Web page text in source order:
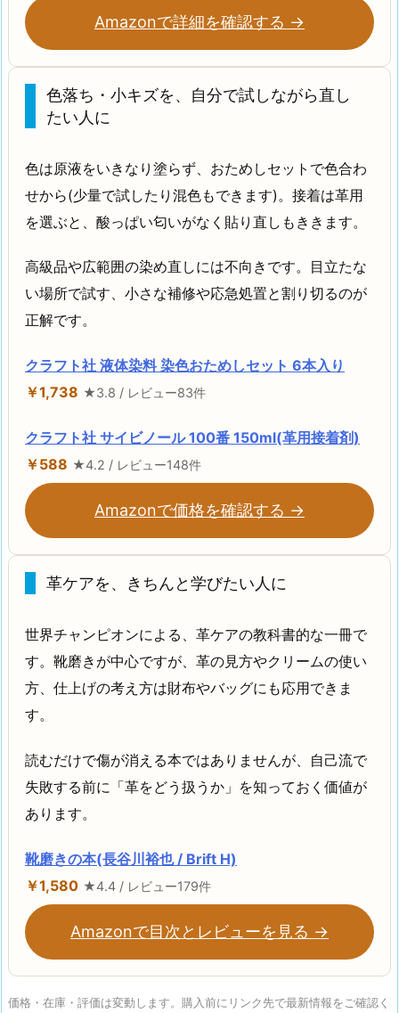
Amazonで詳細を確認する →
色落ち・小キズを、自分で試しながら直し
たい人に
色は原液をいきなり塗らず、おためしセットで色合わ
せから(少量で試したり混色もできます)。接着は革用
を選ぶと、酸っぱい匂いがなく貼り直しもききます。
高級品や広範囲の染め直しには不向きです。目立たな
い場所で試す、小さな補修や応急処置と割り切るのが
正解です。
クラフト社 液体染料 染色おためしセット 6本入り
￥1,738 ★3.8 / レビュー83件
クラフト社 サイビノール 100番 150ml(革用接着剤)
￥588 ★4.2 / レビュー148件
Amazonで価格を確認する →
革ケアを、きちんと学びたい人に
世界チャンピオンによる、革ケアの教科書的な一冊で
す。靴磨きが中心ですが、革の見方やクリームの使い
方、仕上げの考え方は財布やバッグにも応用できま
す。
読むだけで傷が消える本ではありませんが、自己流で
失敗する前に「革をどう扱うか」を知っておく価値が
あります。
靴磨きの本(長谷川裕也 / Brift H)
￥1,580 ★4.4 / レビュー179件
Amazonで目次とレビューを見る →
価格・在庫・評価は変動します。購入前にリンク先で最新情報をご確認く